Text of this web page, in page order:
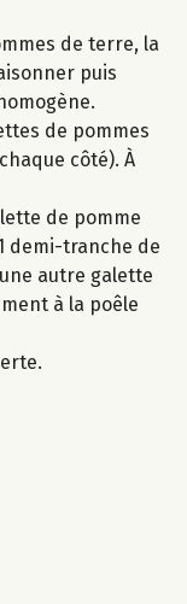
de terre, la
puis
de pommes
côté). À
de pomme
demi-tranche de
autre galette
à la poêle